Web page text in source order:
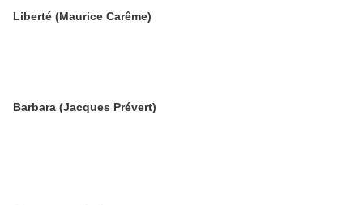
Liberté (Maurice Carême)
Barbara (Jacques Prévert)